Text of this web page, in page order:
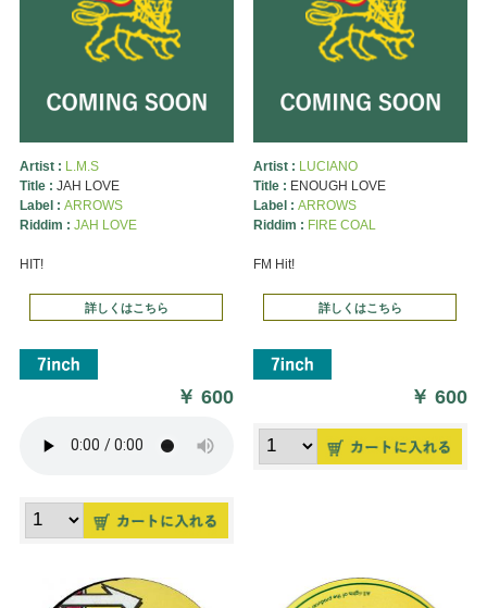
Artist : L.M.S
Title : JAH LOVE
Label : ARROWS
Riddim : JAH LOVE
HIT!
詳しくはこちら
￥600
Artist : LUCIANO
Title : ENOUGH LOVE
Label : ARROWS
Riddim : FIRE COAL
FM Hit!
詳しくはこちら
￥600